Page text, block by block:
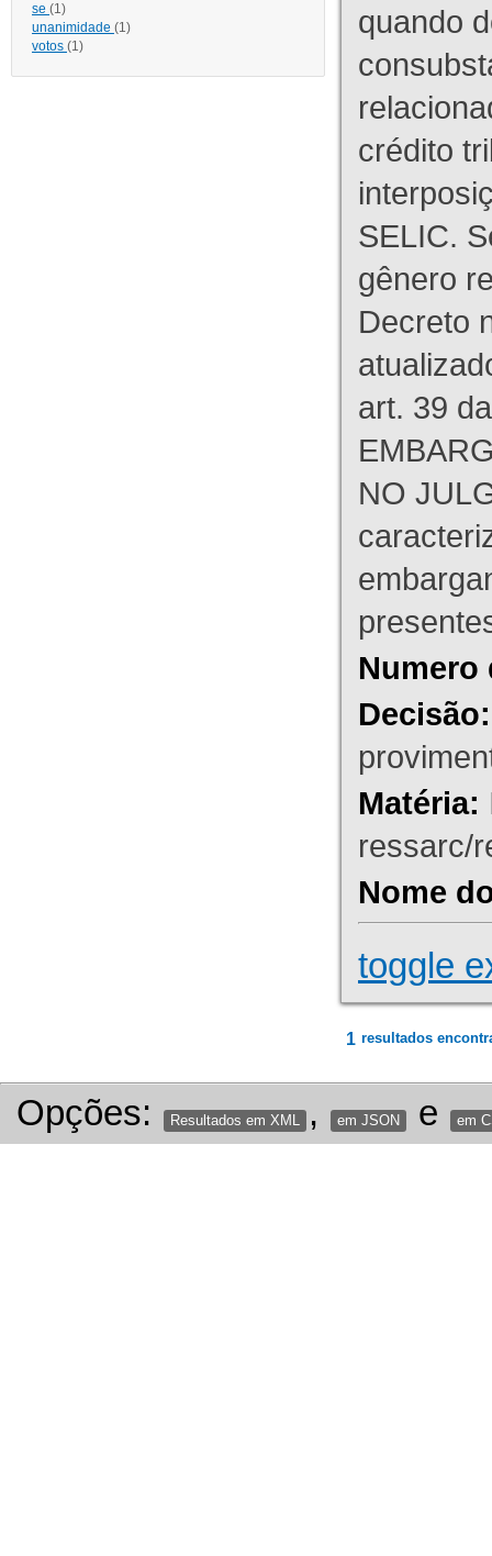
se (1)
unanimidade (1)
votos (1)
quando
crédito
SELIC.
gênero
Decreto
art. 39
NO
Numero
Decisão:
Matéria:
ressarc/
Nome
toggle
1 resultados
Opções: Resultados em XML , em JSON e em